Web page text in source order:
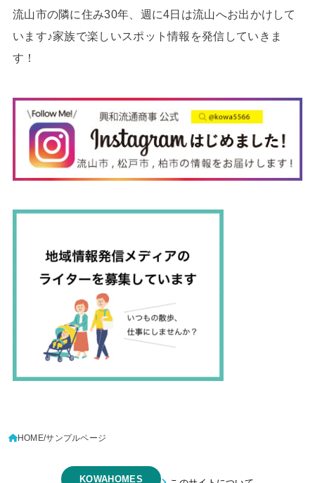
流山市の隣に住み30年、週に4日は流山へお出かけして
います♪家族で楽しいスポット情報を発信していきま
す！
HOME サンプルページ
KOWAHOMES